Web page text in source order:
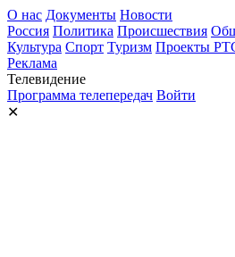
О нас Документы Новости
Россия Политика Происшествия
Культура Спорт Туризм Проекты
Реклама
Телевидение
Программа телепередач Войти
✕